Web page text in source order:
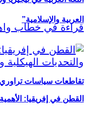
تقاطعات سياسات تراوري
العربية والإسلامية”
القطن في إفريقيا: